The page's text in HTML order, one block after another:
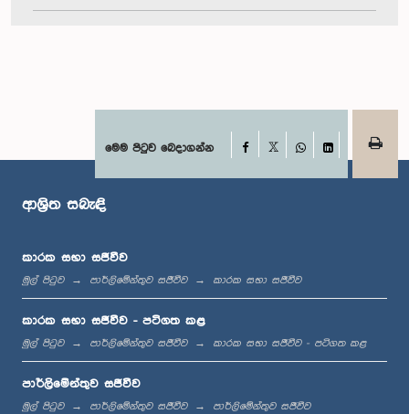
පෙ.ව. 11:30 - පෙ.ව. 11:40
මධ්‍යාහ්න 12:00 - ප.ව. 12:05
ප.ව. 12:05 - ප.ව. 12:13
මෙම පිටුව බෙදාගන්න Facebook
WhatsApp
LinkedIn
ආශ්‍රිත සබැඳි
කාරක සභා සජීවීව
මුල් පිටුව පාර්ලිමේන්තුව සජීවීව කාරක සභා සජීවීව
කාරක සභා සජීවීව - පටිගත කළ
මුල් පිටුව පාර්ලිමේන්තුව සජීවීව කාරක සභා සජීවීව - පටිගත කළ
පාර්ලිමේන්තුව සජීවීව
මුල් පිටුව පාර්ලිමේන්තුව සජීවීව පාර්ලිමේන්තුව සජීවීව